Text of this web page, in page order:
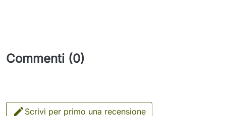
Commenti (0)
 Scrivi per primo una recensione